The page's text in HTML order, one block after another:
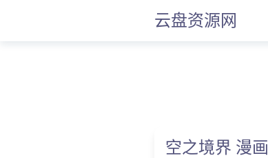
云盘资源网
空之境界 漫画